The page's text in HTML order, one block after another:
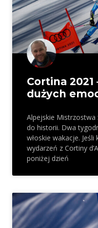
Cortina
dużych
Alpejskie Mistrzostwa
do historii. Dwa
włoskie wakacje. Jeśli
wydarzeń z Cortiny
poniżej dzień